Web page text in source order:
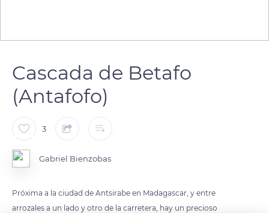
Cascada de Betafo
(Antafofo)
3
Gabriel Bienzobas
Próxima a la ciudad de Antsirabe en Madagascar, y entre
arrozales a un lado y otro de la carretera, hay un precioso